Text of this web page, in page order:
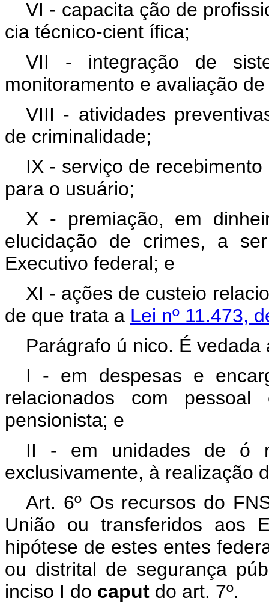
VI - capacita ção de
cia técnico-cient ífica;
VII - integração de
monitoramento e avaliação
VIII - atividades
de criminalidade;
IX - serviço de
para o usuário;
X - premiação, em
elucidação de crimes, a
Executivo federal; e
XI - ações de custeio
de que trata a Lei nº 11.473,
Parágrafo ú nico. É vedada
I - em despesas e
relacionados com
pensionista; e
II - em unidades de ó
exclusivamente, à realização
Art. 6º Os recursos do
União ou transferidos aos
hipótese de estes entes
ou distrital de segurança
inciso I do caput do art. 7º.